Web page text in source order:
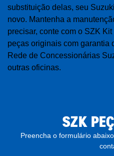
substituição delas, seu
novo. Mantenha a
precisar, conte com o SZK
peças originais com garantia
Rede de Concessionárias
outras oficinas.
SZK
Preencha o formulário